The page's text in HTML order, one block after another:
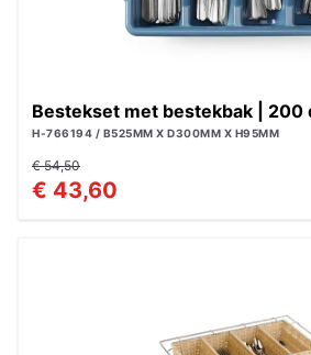
Bestekset met bestekbak | 200
H-766194 / B525MM X D300MM X H95MM
€ 54,50
€ 43,60